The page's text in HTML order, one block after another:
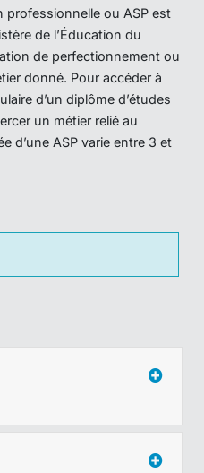
professionnelle ou ASP est
de l’Éducation du
de perfectionnement ou
donné. Pour accéder à
d’un diplôme d’études
un métier relié au
d’une ASP varie entre 3 et